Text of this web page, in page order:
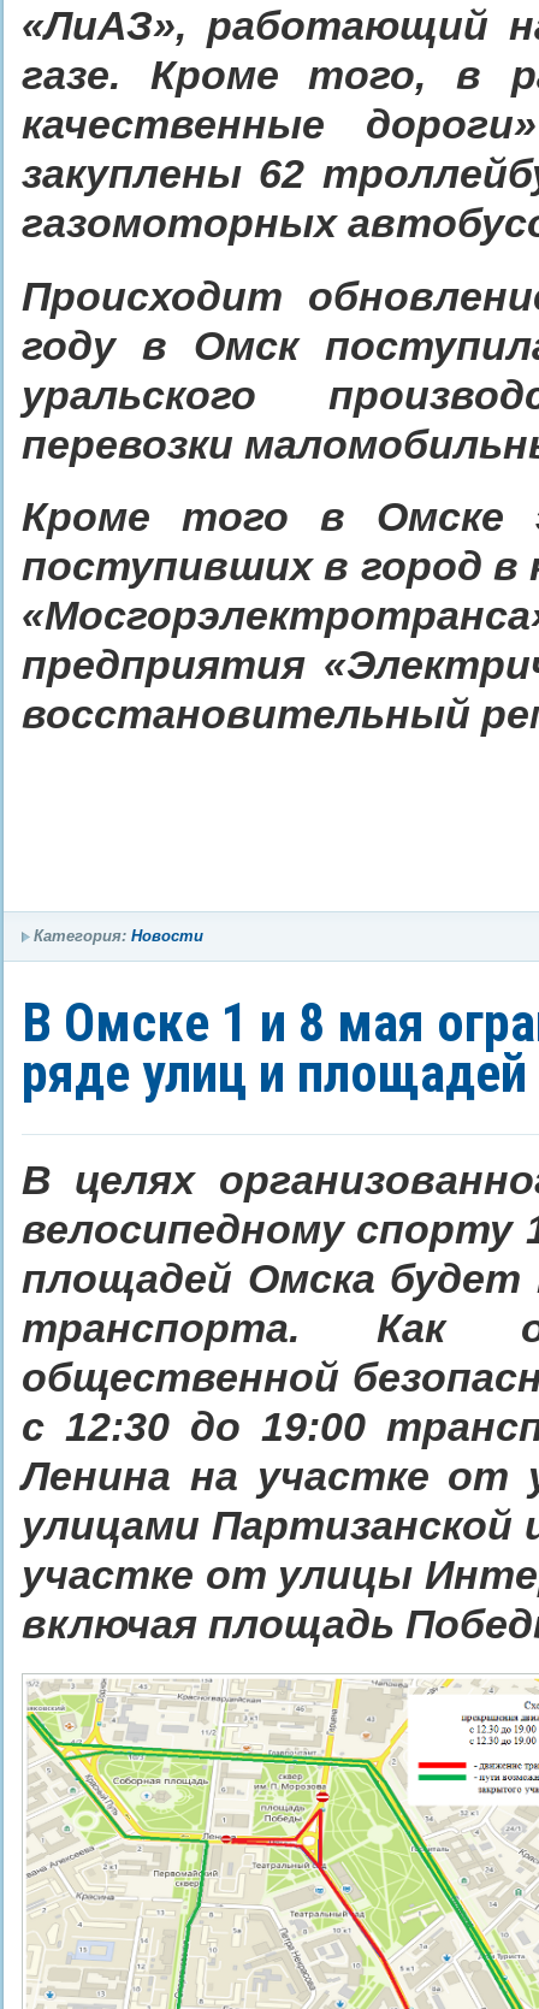
«ЛиАЗ», работающий
газе. Кроме того, в
качественные
закуплены 62
газомоторных
Происходит
году в Омск
уральского
перевозки
Кроме того в Омске
поступивших в город в
предприятия
восстановительный
Категория: Новости
В Омске 1 и 8 мая
ряде улиц и площадей
В целях
велосипедному спорту
площадей Омска будет
транспорта. Как
общественной
с 12:30 до 19:00
Ленина на участке от
улицами Партизанской
участке от улицы
включая площадь